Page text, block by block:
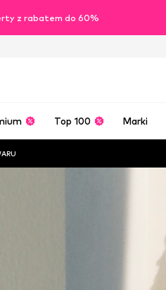
z rabatem do 60%
Top 100 Marki